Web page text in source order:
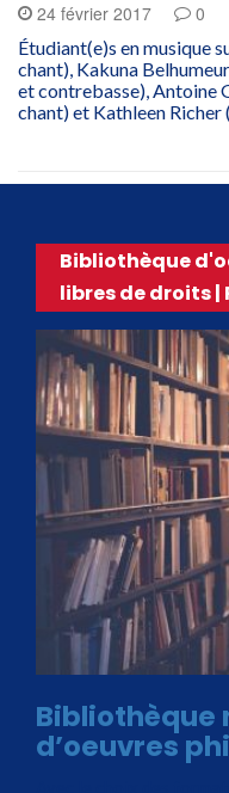
24 février 2017 0
Étudiant(e)s en musique
chant), Kakuna
et contrebasse), Antoine
chant) et Kathleen
Bibliothèque
libres de droits |
Bibliothèque
d’oeuvres